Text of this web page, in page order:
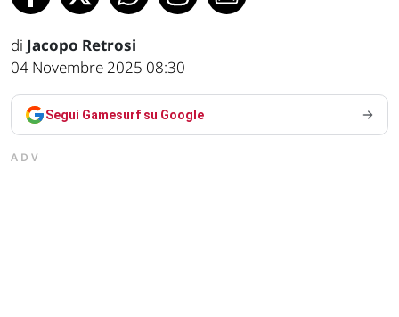
di Jacopo Retrosi
04 Novembre 2025 08:30
Segui Gamesurf su Google
ADV